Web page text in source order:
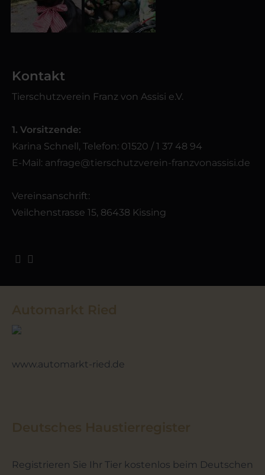
Kontakt
Tierschutzverein Franz von Assisi e.V.
1. Vorsitzende:
Karina Schnell, Telefon: 01520 / 1 37 48 94
E-Mail: anfrage@tierschutzverein-franzvonassisi.de
Vereinsanschrift:
Veilchenstrasse 15, 86438 Kissing
www.automarkt-ried.de
Registrieren Sie Ihr Tier kostenlos beim Deutschen